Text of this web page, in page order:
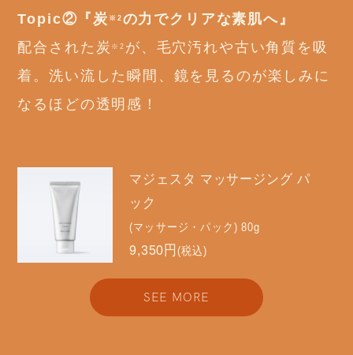
Topic②『炭 ※2 の力でクリアな素肌へ』
配合された炭 ※2 が、毛穴汚れや古い角質を吸
着。洗い流した瞬間、鏡を見るのが楽しみに
なるほどの透明感！
マジェスタ マッサージング パ
ック
(マッサージ・パック) 80g
9,350円 (税込)
SEE MORE